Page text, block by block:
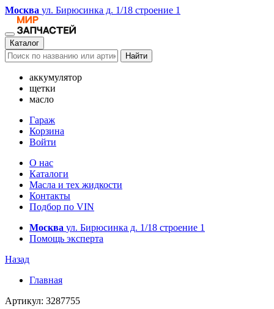
Москва ул. Бирюсинка д. 1/18 строение 1
Каталог
Найти
аккумулятор
щетки
масло
Гараж
Корзина
Войти
О нас
Каталоги
Масла и тех жидкости
Контакты
Подбор по VIN
Москва ул. Бирюсинка д. 1/18 строение 1
Помощь эксперта
Назад
Главная
Артикул: 3287755